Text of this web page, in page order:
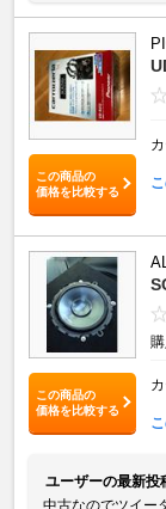
この商品の
価格を比較する
この商品の
価格を比較する
ユーザーの最新投
中古なのでツイー